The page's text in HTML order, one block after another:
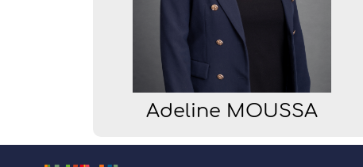
Adeline MOUSSA